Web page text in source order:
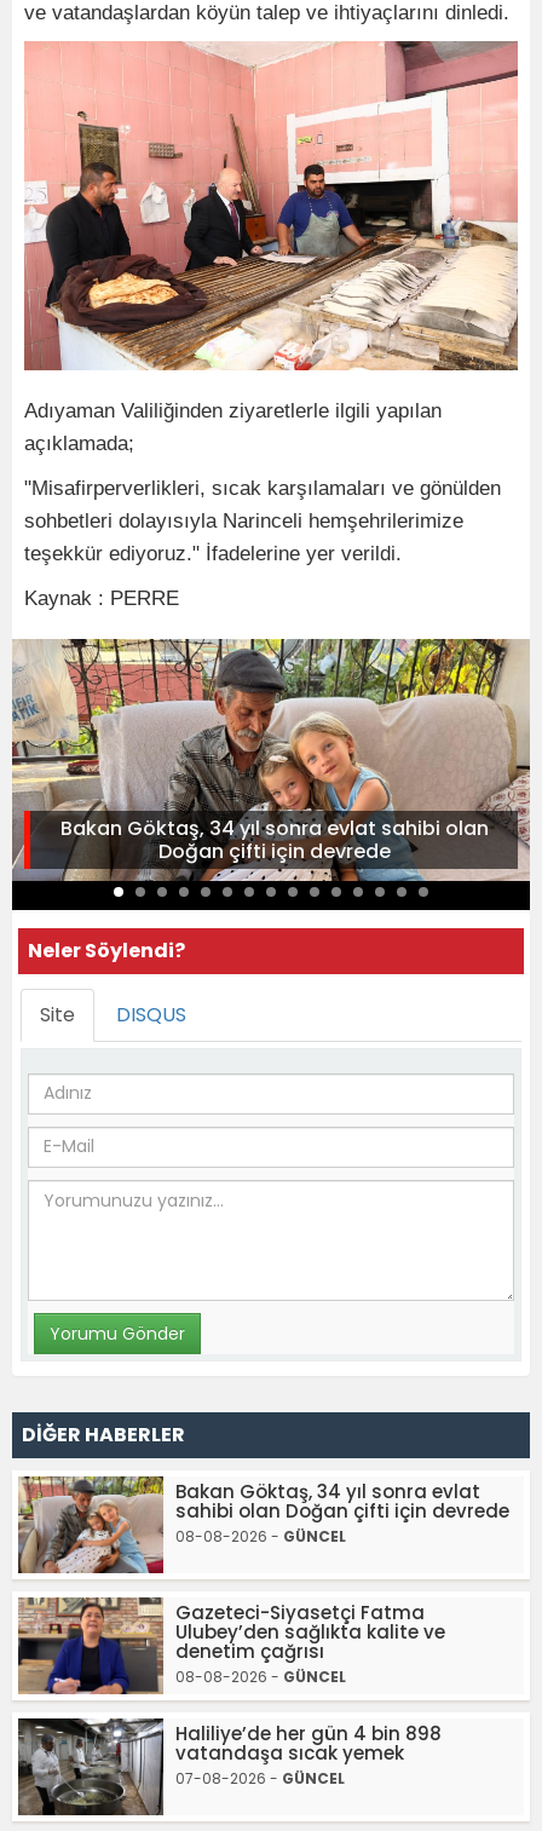
ve vatandaşlardan köyün talep ve ihtiyaçlarını dinledi.
Adıyaman Valiliğinden ziyaretlerle ilgili yapılan
açıklamada;
"Misafirperverlikleri, sıcak karşılamaları ve gönülden
sohbetleri dolayısıyla Narinceli hemşehrilerimize
teşekkür ediyoruz." İfadelerine yer verildi.
Kaynak : PERRE
Bakan Göktaş, 34 yıl sonra evlat sahibi olan
Doğan çifti için devrede
Neler Söylendi?
Site DISQUS
DİĞER HABERLER
Bakan Göktaş, 34 yıl sonra evlat
sahibi olan Doğan çifti için devrede
08-08-2026 - GÜNCEL
Gazeteci-Siyasetçi Fatma
Ulubey’den sağlıkta kalite ve
denetim çağrısı
08-08-2026 - GÜNCEL
Haliliye’de her gün 4 bin 898
vatandaşa sıcak yemek
07-08-2026 - GÜNCEL